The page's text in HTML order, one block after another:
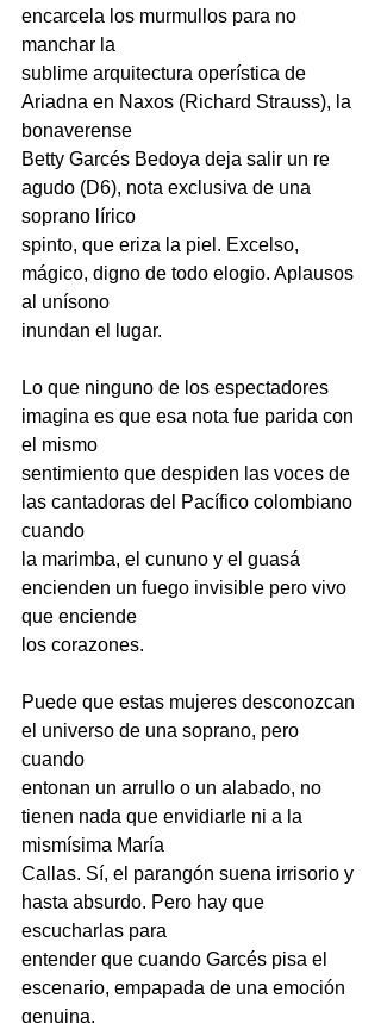
encarcela los murmullos para no
manchar la
sublime arquitectura operística de
Ariadna en Naxos (Richard Strauss), la
bonaverense
Betty Garcés Bedoya deja salir un re
agudo (D6), nota exclusiva de una
soprano lírico
spinto, que eriza la piel. Excelso,
mágico, digno de todo elogio. Aplausos
al unísono
inundan el lugar.
Lo que ninguno de los espectadores
imagina es que esa nota fue parida con
el mismo
sentimiento que despiden las voces de
las cantadoras del Pacífico colombiano
cuando
la marimba, el cununo y el guasá
encienden un fuego invisible pero vivo
que enciende
los corazones.
Puede que estas mujeres desconozcan
el universo de una soprano, pero
cuando
entonan un arrullo o un alabado, no
tienen nada que envidiarle ni a la
mismísima María
Callas. Sí, el parangón suena irrisorio y
hasta absurdo. Pero hay que
escucharlas para
entender que cuando Garcés pisa el
escenario, empapada de una emoción
genuina,